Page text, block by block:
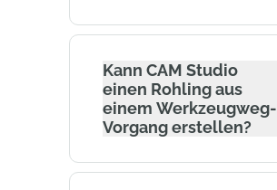
Kann CAM Studio
einen Rohling aus
einem Werkzeugweg-
Vorgang erstellen?